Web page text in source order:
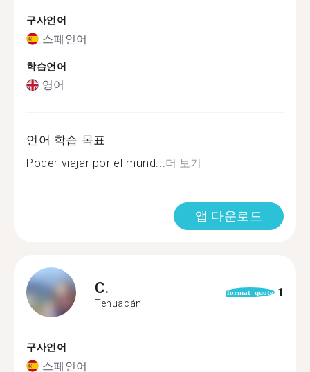
구사언어
스페인어
학습언어
영어
언어 학습 목표
Poder viajar por el mund...더 보기
앱 다운로드
C.
Tehuacán
format_quote 1
구사언어
스페인어